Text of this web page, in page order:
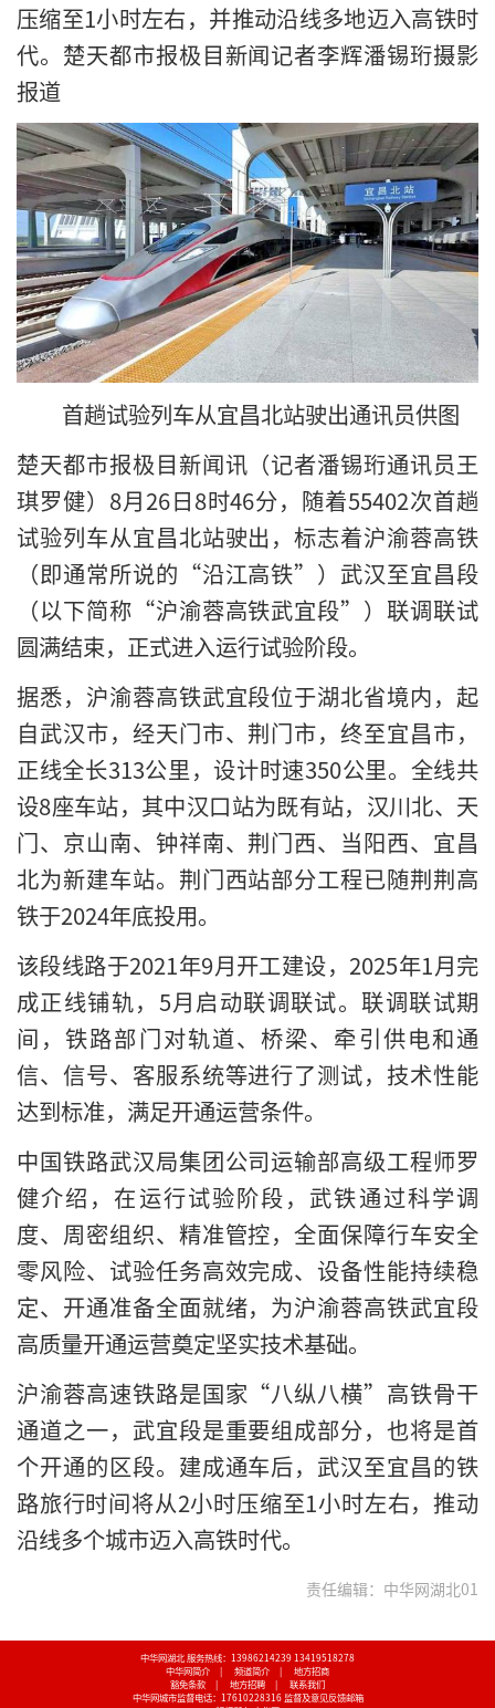
压缩至1小时左右，并推动沿线多地迈入高铁时
代。楚天都市报极目新闻记者李辉潘锡珩摄影
报道
首趟试验列车从宜昌北站驶出通讯员供图
楚天都市报极目新闻讯（记者潘锡珩通讯员王
琪罗健）8月26日8时46分，随着55402次首趟
试验列车从宜昌北站驶出，标志着沪渝蓉高铁
（即通常所说的“沿江高铁”）武汉至宜昌段
（以下简称“沪渝蓉高铁武宜段”）联调联试
圆满结束，正式进入运行试验阶段。
据悉，沪渝蓉高铁武宜段位于湖北省境内，起
自武汉市，经天门市、荆门市，终至宜昌市，
正线全长313公里，设计时速350公里。全线共
设8座车站，其中汉口站为既有站，汉川北、天
门、京山南、钟祥南、荆门西、当阳西、宜昌
北为新建车站。荆门西站部分工程已随荆荆高
铁于2024年底投用。
该段线路于2021年9月开工建设，2025年1月完
成正线铺轨，5月启动联调联试。联调联试期
间，铁路部门对轨道、桥梁、牵引供电和通
信、信号、客服系统等进行了测试，技术性能
达到标准，满足开通运营条件。
中国铁路武汉局集团公司运输部高级工程师罗
健介绍，在运行试验阶段，武铁通过科学调
度、周密组织、精准管控，全面保障行车安全
零风险、试验任务高效完成、设备性能持续稳
定、开通准备全面就绪，为沪渝蓉高铁武宜段
高质量开通运营奠定坚实技术基础。
沪渝蓉高速铁路是国家“八纵八横”高铁骨干
通道之一，武宜段是重要组成部分，也将是首
个开通的区段。建成通车后，武汉至宜昌的铁
路旅行时间将从2小时压缩至1小时左右，推动
沿线多个城市迈入高铁时代。
责任编辑：中华网湖北01
中华网湖北 服务热线：13986214239 13419518278
中华网简介
| 频道简介 |
地方招商
豁免条款
| 地方招聘 |
联系我们
中华网城市监督电话：17610228316 监督及意见反馈邮箱